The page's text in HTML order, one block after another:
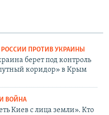
РОССИИ ПРОТИВ УКРАИНЫ
берет под контроль
коридор» в Крым
ВОЙНА
Киев с лица земли». Кто